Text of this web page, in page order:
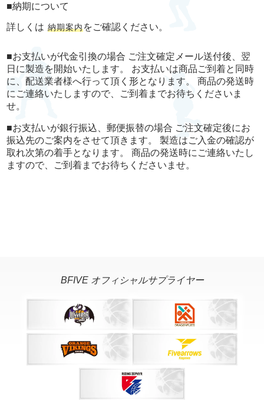
■納期について
詳しくは 納期案内をご確認ください。
■お支払いが代金引換の場合 ご注文確定メール送付後、翌
日に製造を開始いたします。 お支払いは商品ご到着と同時
に、配送業者様へ行って頂く形となります。 商品の発送時
にご連絡いたしますので、ご到着までお待ちくださいま
せ。
■お支払いが銀行振込、郵便振替の場合 ご注文確定後にお
振込先のご案内をさせて頂きます。 製造はご入金の確認が
取れ次第の着手となります。 商品の発送時にご連絡いたし
ますので、ご到着までお待ちくださいませ。
BFIVE オフィシャルサプライヤー